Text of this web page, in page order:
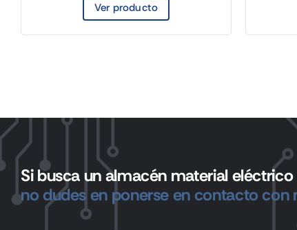
Ver producto
Si busca un almacén material eléctrico
no dudes en ponerse en contacto con